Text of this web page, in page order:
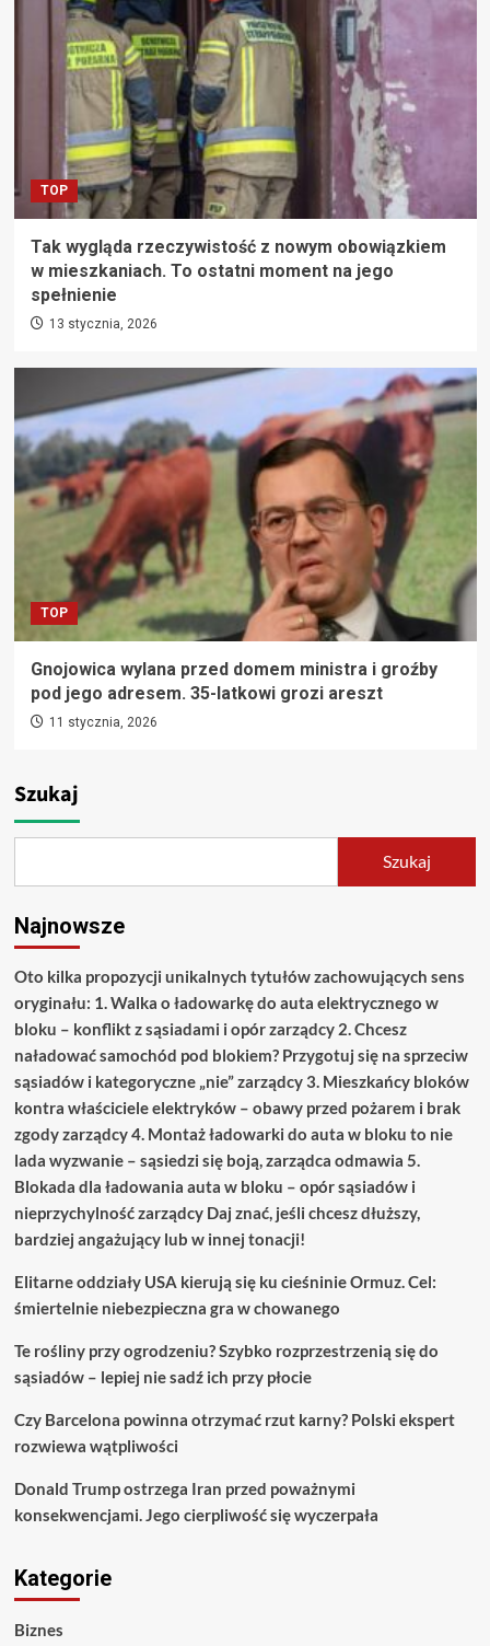
TOP
Tak wygląda rzeczywistość z nowym obowiązkiem
w mieszkaniach. To ostatni moment na jego
spełnienie
13 stycznia, 2026
TOP
Gnojowica wylana przed domem ministra i groźby
pod jego adresem. 35-latkowi grozi areszt
11 stycznia, 2026
Szukaj
Szukaj
Najnowsze
Oto kilka propozycji unikalnych tytułów zachowujących sens
oryginału: 1. Walka o ładowarkę do auta elektrycznego w
bloku – konflikt z sąsiadami i opór zarządcy 2. Chcesz
naładować samochód pod blokiem? Przygotuj się na sprzeciw
sąsiadów i kategoryczne „nie” zarządcy 3. Mieszkańcy bloków
kontra właściciele elektryków – obawy przed pożarem i brak
zgody zarządcy 4. Montaż ładowarki do auta w bloku to nie
lada wyzwanie – sąsiedzi się boją, zarządca odmawia 5.
Blokada dla ładowania auta w bloku – opór sąsiadów i
nieprzychylność zarządcy Daj znać, jeśli chcesz dłuższy,
bardziej angażujący lub w innej tonacji!
Elitarne oddziały USA kierują się ku cieśninie Ormuz. Cel:
śmiertelnie niebezpieczna gra w chowanego
Te rośliny przy ogrodzeniu? Szybko rozprzestrzenią się do
sąsiadów – lepiej nie sadź ich przy płocie
Czy Barcelona powinna otrzymać rzut karny? Polski ekspert
rozwiewa wątpliwości
Donald Trump ostrzega Iran przed poważnymi
konsekwencjami. Jego cierpliwość się wyczerpała
Kategorie
Biznes